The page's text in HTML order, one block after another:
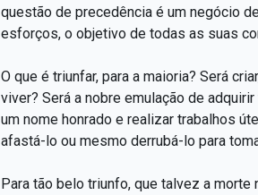
questão de precedência é um negócio
esforços, o objetivo de todas as suas
O que é triunfar, para a maioria? Será
viver? Será a nobre emulação de
um nome honrado e realizar trabalhos
afastá-lo ou mesmo derrubá-lo para
Para tão belo triunfo, que talvez a